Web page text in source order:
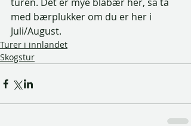
med bærplukker om du er her i
Juli/August.
Turer i innlandet
Skogstur